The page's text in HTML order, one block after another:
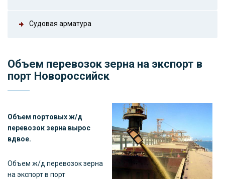
Судовая арматура
Объем перевозок зерна на экспорт в
порт Новороссийск
Объем портовых ж/д
перевозок зерна вырос
вдвое.
Объем ж/д перевозок зерна
на экспорт в порт